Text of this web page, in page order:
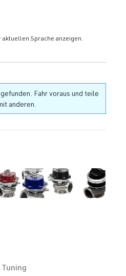
von 0 von 5 Sternen
Sprache anzeigen.
Fahr voraus und teile
anderen.